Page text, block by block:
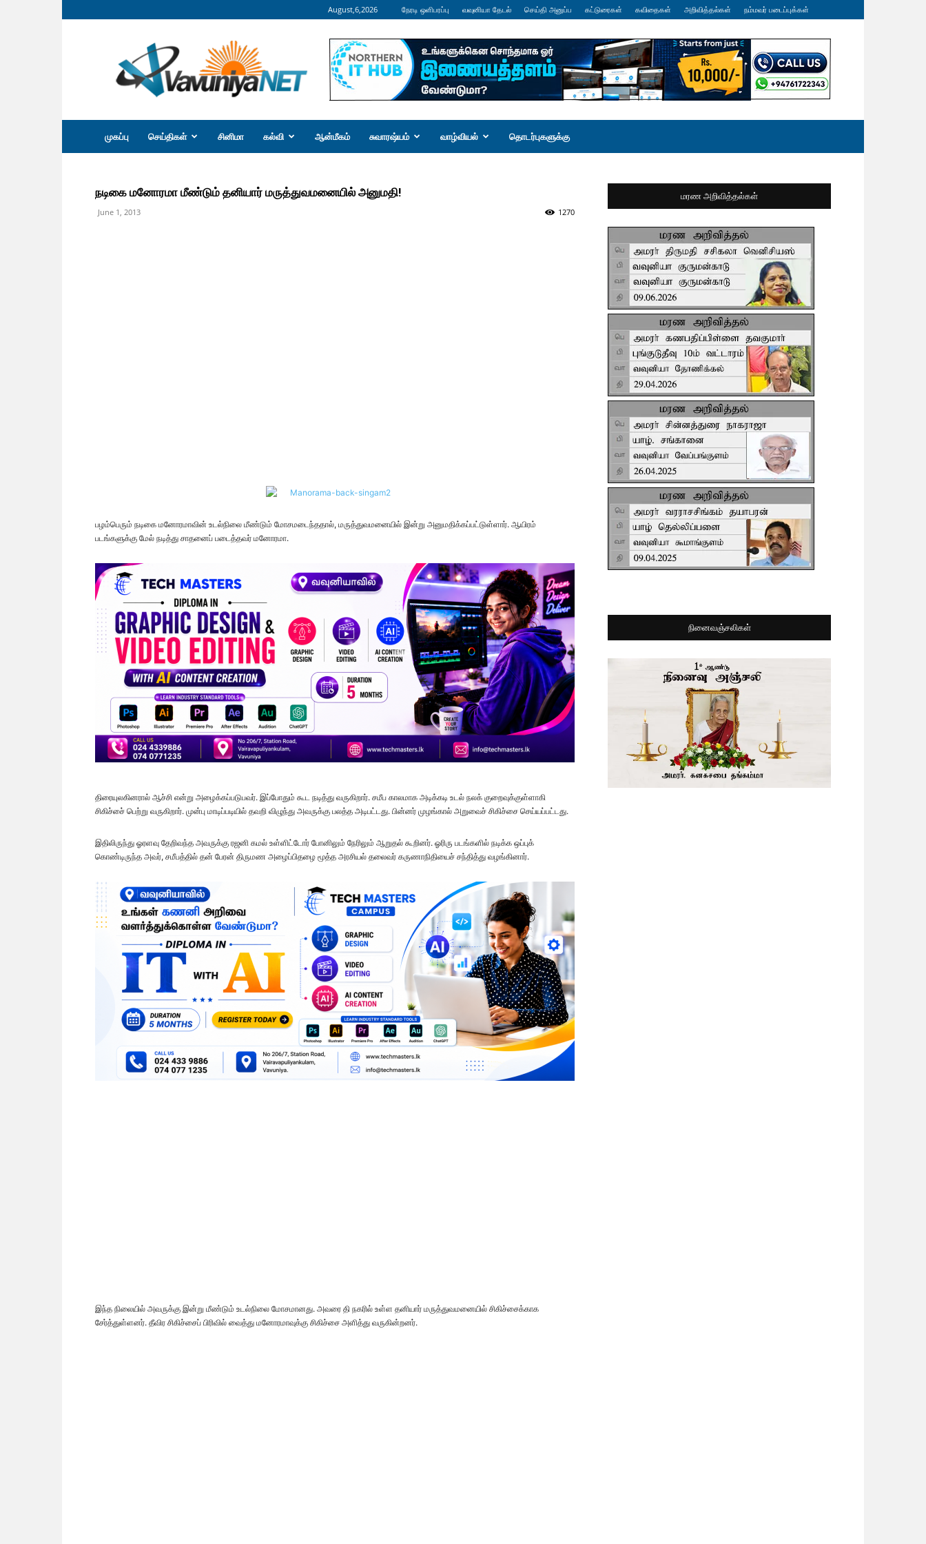
August,6,2026 நேரடி ஒளிபரப்பு வவுனியா தேடல் செய்தி அனுப்ப கட்டுரைகள் கவிதைகள் அறிவித்தல்கள் நம்மவர் படைப்புக்கள்
வவுனியா
நெற்
முகப்பு செய்திகள் சினிமா கல்வி ஆன்மீகம் சுவாரஷ்யம் வாழ்வியல் தொடர்புகளுக்கு
நடிகை மனோரமா மீண்டும் தனியார் மருத்துவமனையில் அனுமதி!
June 1, 2013 1270
பழம்பெரும் நடிகை மனோரமாவின் உடல்நிலை மீண்டும் மோசமடைந்ததால், மருத்துவமனையில் இன்று அனுமதிக்கப்பட்டுள்ளார். ஆயிரம்
படங்களுக்கு மேல் நடித்து சாதனைப் படைத்தவர் மனோரமா.
திரையுலகினரால் ஆச்சி என்று அழைக்கப்படுபவர். இப்போதும் கூட நடித்து வருகிறார். சமீப காலமாக அடிக்கடி உடல் நலக் குறைவுக்குள்ளாகி
சிகிச்சை் பெற்று வருகிறார். முன்பு மாடிப்படியில் தவறி விழுந்து அவருக்கு பலத்த அடிபட்டது. பின்னர் முழங்கால் அறுவைச் சிகிச்சை செய்யப்பட்டது.
இதிலிருந்து ஓரளவு தேறிவந்த அவருக்கு ரஜனி கமல் உள்ளிட்டோர் போனிலும் நேரிலும் ஆறுதல் கூறினர். ஓரிரு படங்களில் நடிக்க ஒப்புக்
கொண்டிருந்த அவர், சமீபத்தில் தன் பேரன் திருமண அழைப்பிதழை மூத்த அரசியல் தலைவர் கருணாநிதியைச் சந்தித்து வழங்கினார்.
இந்த நிலையில் அவருக்கு இன்று மீண்டும் உடல்நிலை மோசமானது. அவரை தி நகரில் உள்ள தனியார் மருத்துவமனையில் சிகிச்சைக்காக
சேர்த்துள்ளனர். தீவிர சிகிச்சைப் பிரிவில் வைத்து மனோரமாவுக்கு சிகிச்சை அளித்து வருகின்றனர்.
மரண அறிவித்தல்கள்
நினைவஞ்சலிகள்